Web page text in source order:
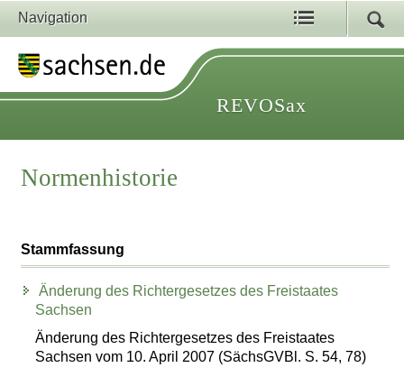
Navigation
REVOSax
Normenhistorie
Stammfassung
Änderung des Richtergesetzes des Freistaates
Sachsen
Änderung des Richtergesetzes des Freistaates
Sachsen vom 10. April 2007 (SächsGVBl. S. 54, 78)